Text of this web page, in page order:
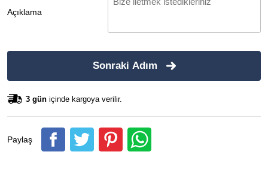
Açıklama
Sonraki Adım
3 gün içinde kargoya verilir.
Paylaş